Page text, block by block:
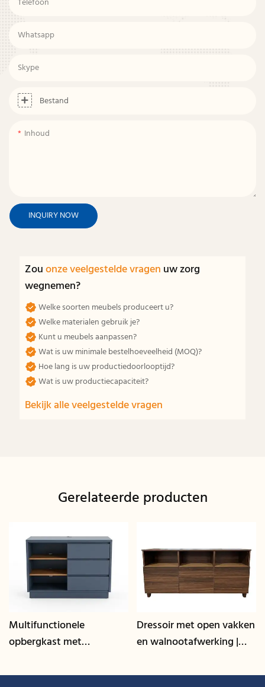
Whatsapp
Skype
Bestand
Inhoud
INQUIRY NOW
Zouonze veelgestelde vragen uw zorg
wegnemen?
Welke soorten meubels produceert u?
Welke materialen gebruik je?
Kunt u meubels aanpassen?
Wat is uw minimale bestelhoeveelheid (MOQ)?
Hoe lang is uw productiedoorlooptijd?
Wat is uw productiecapaciteit?
Bekijk alle veelgestelde vragen
Gerelateerde producten
Multifunctionele
opbergkast met
25-L - GCON
Dressoir met open vakken
en walnootafwerking |